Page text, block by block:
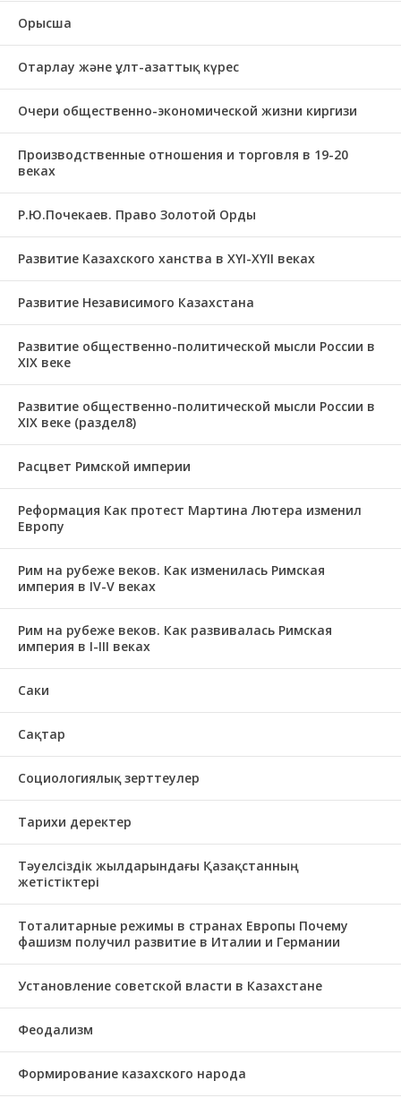
Орысша
Отарлау және ұлт-азаттық күрес
Очери общественно-экономической жизни киргизи
Производственные отношения и торговля в 19-20
веках
Р.Ю.Почекаев. Право Золотой Орды
Развитие Казахского ханства в ХҮІ-ХҮІІ веках
Развитие Независимого Казахстана
Развитие общественно-политической мысли России в
XIX веке
Развитие общественно-политической мысли России в
XIX веке (раздел8)
Расцвет Римской империи
Реформация Как протест Мартина Лютера изменил
Европу
Рим на рубеже веков. Как изменилась Римская
империя в IV-V веках
Рим на рубеже веков. Как развивалась Римская
империя в І-ІІІ веках
Саки
Сақтар
Социологиялық зерттеулер
Тарихи деректер
Тәуелсіздік жылдарындағы Қазақстанның
жетістіктері
Тоталитарные режимы в странах Европы Почему
фашизм получил развитие в Италии и Германии
Установление советской власти в Казахстане
Феодализм
Формирование казахского народа